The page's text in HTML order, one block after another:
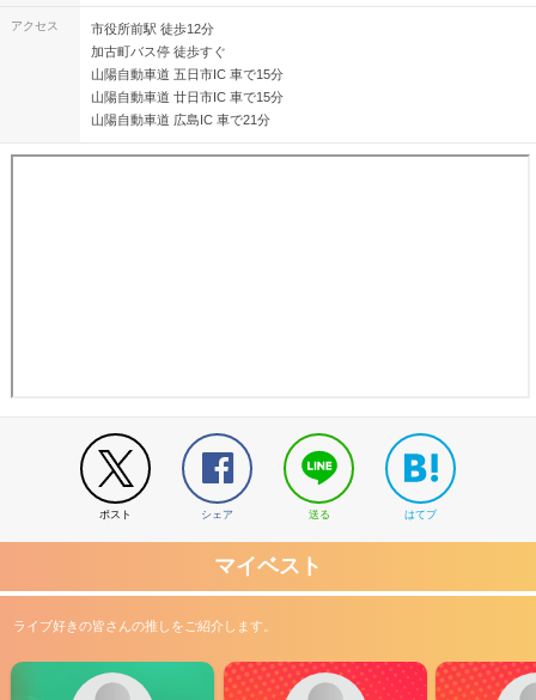
アクセス
市役所前駅 徒歩12分
加古町バス停 徒歩すぐ
山陽自動車道 五日市IC 車で15分
山陽自動車道 廿日市IC 車で15分
山陽自動車道 広島IC 車で21分
ポスト シェア 送る はてブ
マイベスト
ライブ好きの皆さんの推しをご紹介します。